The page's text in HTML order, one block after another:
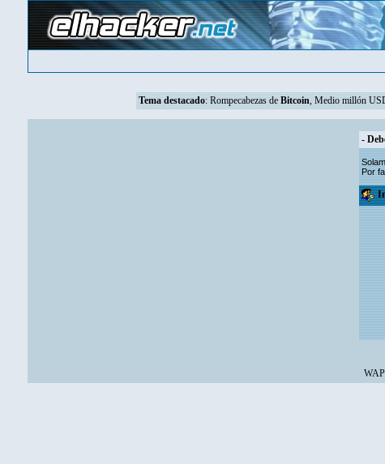
Tema destacado: Rompecabezas de Bitcoin, Medio millón
-
Por